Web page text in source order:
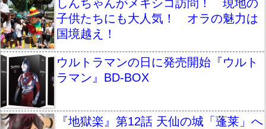
しんちゃんがメキシコ訪問！ 現地の
子供たちにも大人気！ オラの魅力は
国境越え！
ウルトラマンの日に発売開始『ウルト
ラマン』BD-BOX
『地獄楽』第12話 天仙の城「蓬莱」へ